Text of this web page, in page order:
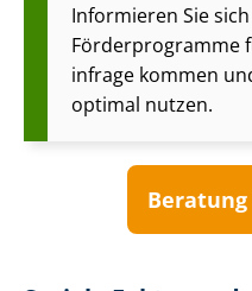
Informieren Sie
Förderprogramme
infrage kommen
optimal nutzen.